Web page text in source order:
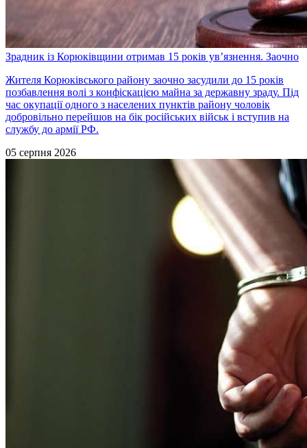
Зрадник із Корюківщини отримав 15 років ув’язнення. Заочно
Жителя Корюківського району заочно засудили до 15 років
позбавлення волі з конфіскацією майна за державну зраду. Під
час окупації одного з населених пунктів району чоловік
добровільно перейшов на бік російських військ і вступив на
службу до армії РФ.
05 серпня 2026